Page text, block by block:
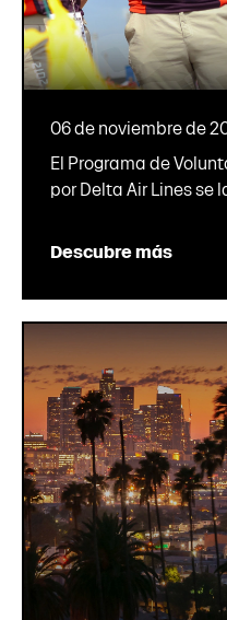
06 de noviembre de
El Programa de
por Delta Air Lines se
Descubre más